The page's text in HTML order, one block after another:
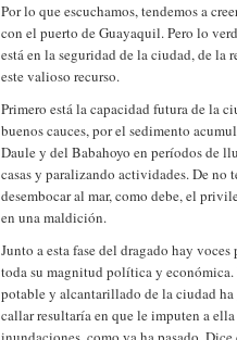
Por lo que escuchamos, tendemos a
con el puerto de Guayaquil. Pero lo
está en la seguridad de la ciudad, de la
este valioso recurso.
Primero está la capacidad futura de la
buenos cauces, por el sedimento
Daule y del Babahoyo en períodos de
casas y paralizando actividades. De no
desembocar al mar, como debe, el
en una maldición.
Junto a esta fase del dragado hay
toda su magnitud política y económica.
potable y alcantarillado de la ciudad
callar resultaría en que le imputen a